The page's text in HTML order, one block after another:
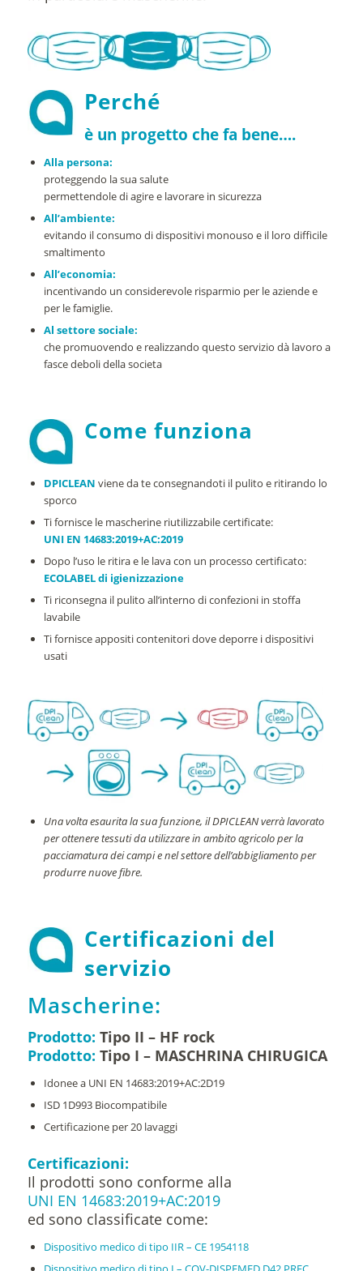
Perché
è un progetto chefa bene….
Alla persona:
proteggendo la sua salute
permettendole di agire e lavorare in sicurezza
All’ambiente:
evitando il consumo di dispositivi monouso e il loro difficile
smaltimento
All’economia:
incentivando un considerevole risparmio per le aziende e
per le famiglie.
Al settore sociale:
che promuovendo e realizzando questo servizio dà lavoro a
fasce deboli della societa
Come funziona
DPICLEAN viene da te consegnandoti il pulito e ritirando lo
sporco
Ti fornisce le mascherine riutilizzabile certificate:
UNI EN 14683:2019+AC:2019
Dopo l’uso le ritira e le lava con un processo certificato:
ECOLABEL di igienizzazione
Ti riconsegna il pulito all’interno di confezioni in stoffa
lavabile
Ti fornisce appositi contenitori dove deporre i dispositivi
usati
Una volta esaurita la sua funzione, il DPICLEAN verrà lavorato
per ottenere tessuti da utilizzare in ambito agricolo per la
pacciamaturadei campi e nel settore dell’abbigliamento per
produrre nuove fibre.
Certificazioni del
servizio
Mascherine:
Prodotto: Tipo II – HF rock
Prodotto: Tipo I – MASCHRINA CHIRUGICA
Idonee a UNI EN 14683:2019+AC:2D19
ISD 1D993 Biocompatibile
Certificazione per 20 lavaggi
Certificazioni:
Il prodotti sono conforme alla
UNI EN 14683:2019+AC:2019
ed sono classificate come:
Dispositivo medico di tipo IIR – CE 1954118